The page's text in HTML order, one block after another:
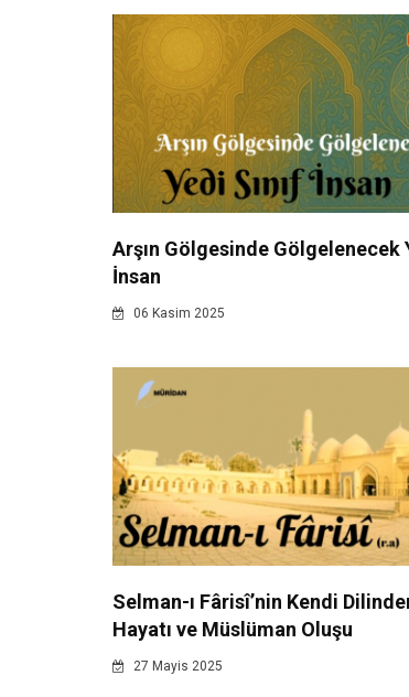
Arşın Gölgesinde Gölgelenecek
İnsan
06 Kasim 2025
Selman-ı Fârisî’nin Kendi
Hayatı ve Müslüman Oluşu
27 Mayis 2025